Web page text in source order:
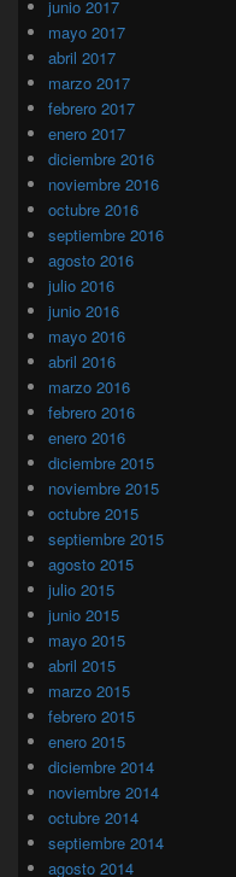
junio 2017
mayo 2017
abril 2017
marzo 2017
febrero 2017
enero 2017
diciembre 2016
noviembre 2016
octubre 2016
septiembre 2016
agosto 2016
julio 2016
junio 2016
mayo 2016
abril 2016
marzo 2016
febrero 2016
enero 2016
diciembre 2015
noviembre 2015
octubre 2015
septiembre 2015
agosto 2015
julio 2015
junio 2015
mayo 2015
abril 2015
marzo 2015
febrero 2015
enero 2015
diciembre 2014
noviembre 2014
octubre 2014
septiembre 2014
agosto 2014